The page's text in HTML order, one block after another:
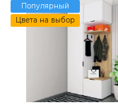
Популярный
Цвета на выбор